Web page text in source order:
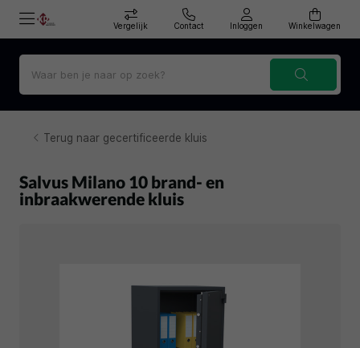
Vergelijk Contact Inloggen Winkelwagen
Terug naar gecertificeerde kluis
Salvus Milano 10 brand- en
inbraakwerende kluis